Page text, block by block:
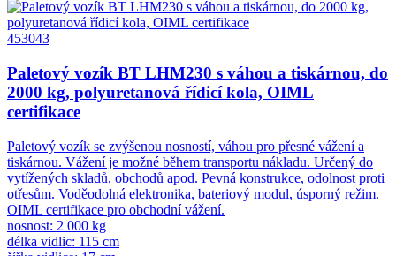
453043
Paletový vozík BT LHM230 s váhou a tiskárnou, do
2000 kg, polyuretanová řídicí kola, OIML
certifikace
Paletový vozík se zvýšenou nosností, váhou pro přesné vážení a
tiskárnou. Vážení je možné během transportu nákladu. Určený do
vytížených skladů, obchodů apod. Pevná konstrukce, odolnost proti
otřesům. Voděodolná elektronika, bateriový modul, úsporný režim.
OIML certifikace pro obchodní vážení.
nosnost: 2 000 kg
délka vidlic: 115 cm